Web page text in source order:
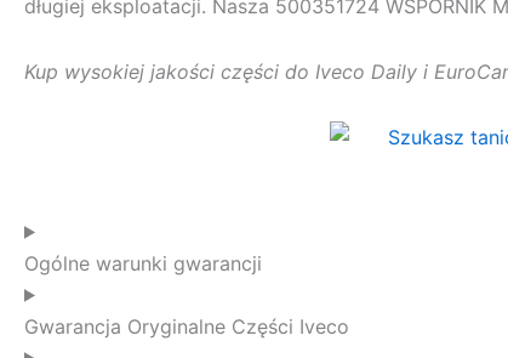
długiej eksploatacji. Nasza 500351724 WSPORNIK
Kup wysokiej jakości części do Iveco Daily i
Ogólne warunki gwarancji
Gwarancja Oryginalne Części Iveco